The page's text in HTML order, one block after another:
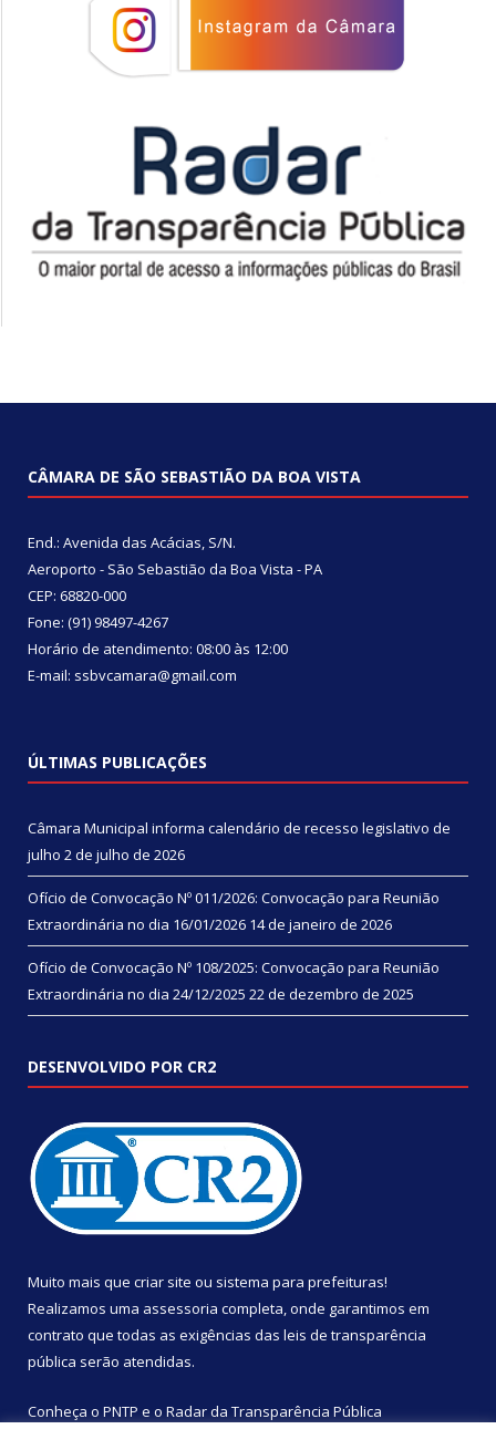
CÂMARA DE SÃO SEBASTIÃO DA BOA VISTA
End.: Avenida das Acácias, S/N.
Aeroporto - São Sebastião da Boa Vista - PA
CEP: 68820-000
Fone: (91) 98497-4267
Horário de atendimento: 08:00 às 12:00
E-mail: ssbvcamara@gmail.com
ÚLTIMAS PUBLICAÇÕES
Câmara Municipal informa calendário de recesso legislativo de
julho 2 de julho de 2026
Ofício de Convocação Nº 011/2026: Convocação para Reunião
Extraordinária no dia 16/01/2026 14 de janeiro de 2026
Ofício de Convocação Nº 108/2025: Convocação para Reunião
Extraordinária no dia 24/12/2025 22 de dezembro de 2025
DESENVOLVIDO POR CR2
Muito mais que criar site ou sistema para prefeituras!
Realizamos uma assessoria completa, onde garantimos em
contrato que todas as exigências das leis de transparência
pública serão atendidas.
Conheça o PNTP e o Radar da Transparência Pública